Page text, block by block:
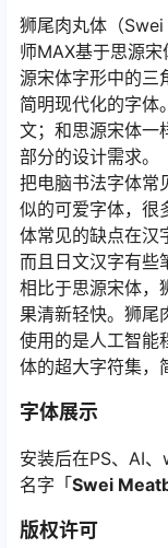
狮尾肉丸体（
师MAX基于思源
源宋体字形中的三
简明现代化的字体
文；和思源宋体一
部分的设计需求。
把电脑书法字体常
似的可爱字体，很
体常见的缺点在汉
而且日文汉字有些
相比于思源宋体，
果清新轻快。狮尾
使用的是人工智能
体的超大字符集，
字体展示
安装后在PS、AI
名字「Swei
版权许可